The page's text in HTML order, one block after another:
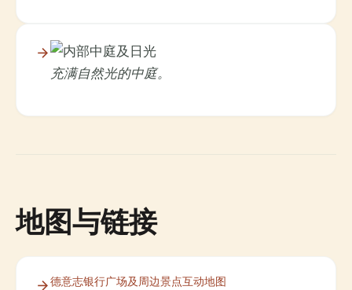
充满自然光的中庭。
地图与链接
德意志银行广场及周边景点互动地图